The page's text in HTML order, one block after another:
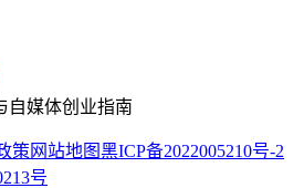
自媒体创业指南
策 网站地图黑ICP备2022005210号-2
号